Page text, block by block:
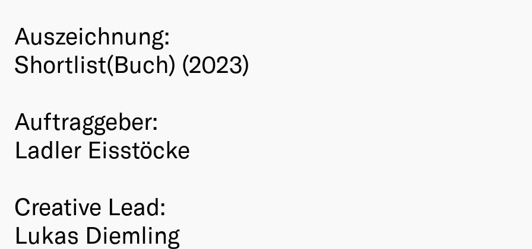
Auszeichnung:
Shortlist(Buch) (2023)
Auftraggeber:
Ladler Eisstöcke
Creative Lead:
Lukas Diemling